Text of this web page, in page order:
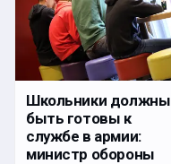
Школьники должны
быть готовы к
службе в армии:
министр обороны